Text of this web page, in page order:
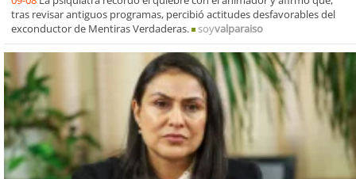
tras revisar antiguos programas, percibió actitudes desfavorables del
exconductor de Mentiras Verdaderas.
soyvalparaiso